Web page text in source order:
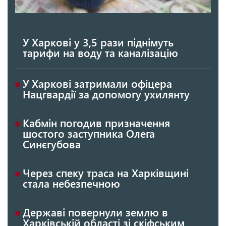
У Харкові у 3,5 рази піднімуть
тарифи на воду та каналізацію
У Харкові затримали офіцера
Нацгвардії за допомогу ухилянту
Кабмін погодив призначення
шостого заступника Олега
Синєгубова
Через спеку траса на Харківщині
стала небезпечною
Державі повернули землю в
Харківській області зі скіфським